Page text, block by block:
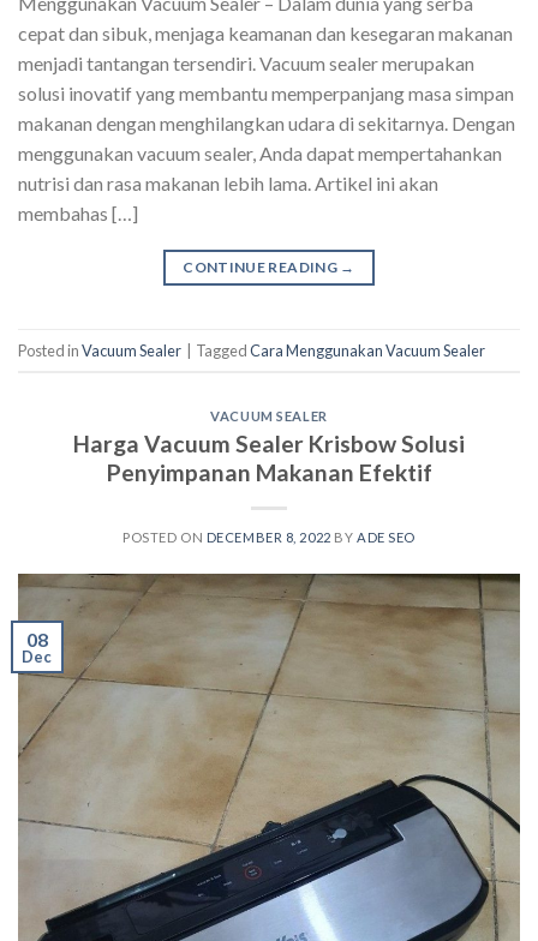
cepat dan sibuk, menjaga keamanan dan kesegaran makanan
menjadi tantangan tersendiri. Vacuum sealer merupakan
solusi inovatif yang membantu memperpanjang masa simpan
makanan dengan menghilangkan udara di sekitarnya. Dengan
menggunakan vacuum sealer, Anda dapat mempertahankan
nutrisi dan rasa makanan lebih lama. Artikel ini akan
membahas […]
CONTINUE READING →
Posted inVacuum Sealer TaggedCara Menggunakan Vacuum Sealer
VACUUM SEALER
Harga Vacuum Sealer Krisbow Solusi
Penyimpanan Makanan Efektif
POSTED ON DECEMBER 8, 2022 BY ADE SEO
08
Dec